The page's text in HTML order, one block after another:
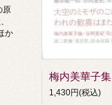
原
か
梅内美華子集
1,430円(税込)